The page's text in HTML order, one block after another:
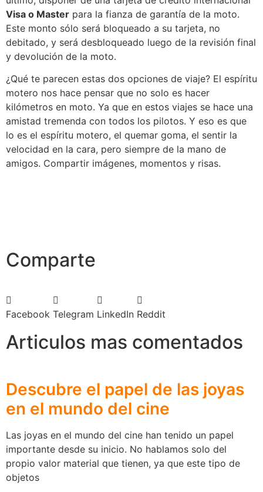
Visa o Master para la fianza de garantía de la moto.
Este monto sólo será bloqueado a su tarjeta, no
debitado, y será desbloqueado luego de la revisión final
y devolución de la moto.
¿Qué te parecen estas dos opciones de viaje? El espíritu
motero nos hace pensar que no solo es hacer
kilómetros en moto. Ya que en estos viajes se hace una
amistad tremenda con todos los pilotos. Y eso es que
lo es el espíritu motero, el quemar goma, el sentir la
velocidad en la cara, pero siempre de la mano de
amigos. Compartir imágenes, momentos y risas.
Comparte
Facebook Telegram LinkedIn Reddit
Articulos mas comentados
Descubre el papel de las joyas
en el mundo del cine
Las joyas en el mundo del cine han tenido un papel
importante desde su inicio. No hablamos solo del
propio valor material que tienen, ya que este tipo de
objetos